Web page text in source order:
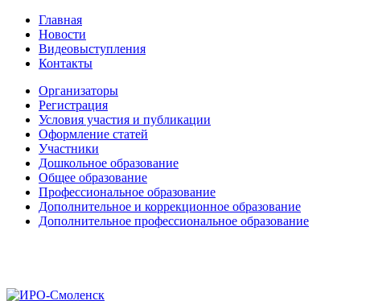
Главная
Новости
Видеовыступления
Контакты
Организаторы
Регистрация
Условия участия и публикации
Оформление статей
Участники
Дошкольное образование
Общее образование
Профессиональное образование
Дополнительное и коррекционное образование
Дополнительное профессиональное образование